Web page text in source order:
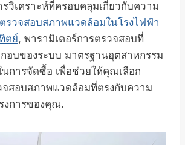
วิเคราะห์ที่ครอบคลุมเกี่ยวกับความ
รวจสอบสภาพแวดล้อมในโรงไฟฟ้า
ตย์, พารามิเตอร์การตรวจสอบที่
อบของระบบ มาตรฐานอุตสาหกรรม
การจัดซื้อ เพื่อช่วยให้คุณเลือก
สอบสภาพแวดล้อมที่ตรงกับความ
งการของคุณ.